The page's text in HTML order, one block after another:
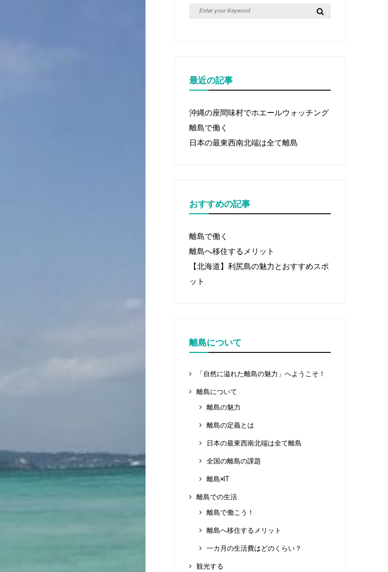
Search
最近の記事
沖縄の座間味村でホエールウォッチング
離島で働く
日本の最東西南北端は全て離島
おすすめの記事
離島で働く
離島へ移住するメリット
【北海道】利尻島の魅力とおすすめスポ
ット
離島について
「自然に溢れた離島の魅力」へようこそ！
離島について
離島の魅力
離島の定義とは
日本の最東西南北端は全て離島
全国の離島の課題
離島×IT
離島での生活
離島で働こう！
離島へ移住するメリット
一カ月の生活費はどのくらい？
観光する